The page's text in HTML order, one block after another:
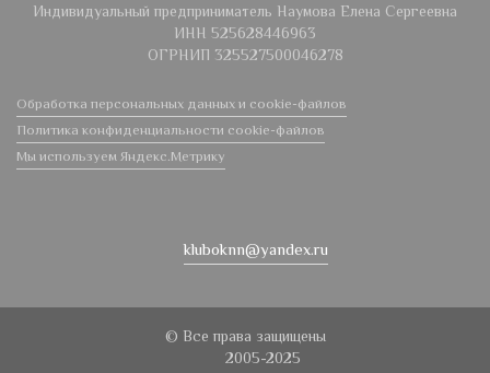
Индивидуальный предприниматель Наумова Елена Сергеевна
ИНН 525628446963
ОГРНИП 325527500046278
Обработка персональных данных и cookie-файлов
Политика конфиденциальности cookie-файлов
Мы используем Яндекс.Метрику
kluboknn@yandex.ru
© Все права защищены
2005-2025